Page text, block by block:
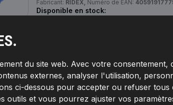
du site web. Avec votre
externes, analyser l'utilisation,
ci-dessous pour accepter ou refuser
outils et vous pourrez ajuster vos
Fabricant: RIDEX, Numéro de EAN:
Disponible en stock:
Pression [bar]:1,6, Matériel:Matière plastique,
Numéro de EAN:4059191777631
Disponible en stock: